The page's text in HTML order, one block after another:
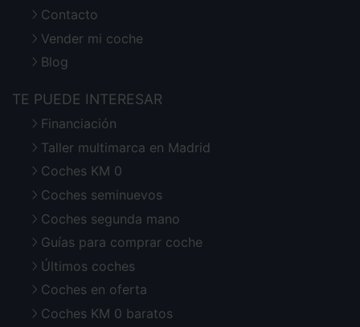
Contacto
Vender mi coche
Blog
TE PUEDE INTERESAR
Financiación
Taller multimarca en Madrid
Coches KM 0
Coches seminuevos
Coches segunda mano
Guías para comprar coche
Últimos coches
Coches en oferta
Coches KM 0 baratos